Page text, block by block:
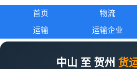
首页 物流
运输 运输企业
中山 至 贺州 货